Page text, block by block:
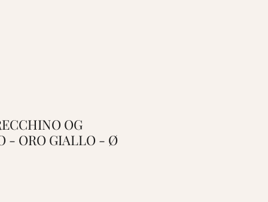
OG
- ORO GIALLO - Ø